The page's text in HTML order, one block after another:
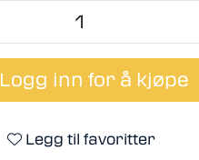
Logg inn for å kjøpe
Legg til favoritter